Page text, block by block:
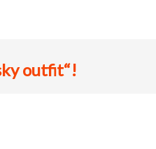
outfit“!